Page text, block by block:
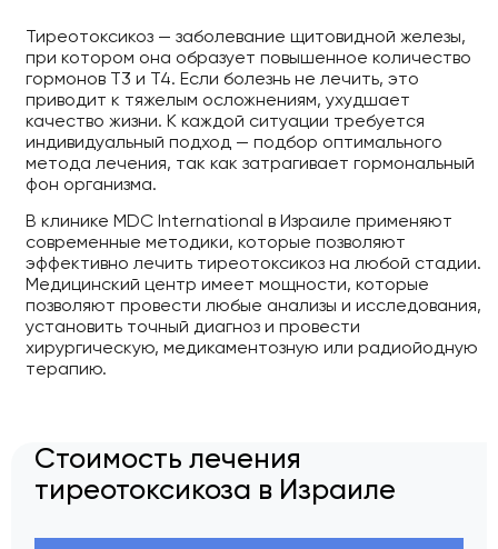
Тиреотоксикоз — заболевание щитовидной железы,
при котором она образует повышенное количество
гормонов Т3 и Т4. Если болезнь не лечить, это
приводит к тяжелым осложнениям, ухудшает
качество жизни. К каждой ситуации требуется
индивидуальный подход — подбор оптимального
метода лечения, так как затрагивает гормональный
фон организма.
В клинике MDC International в Израиле применяют
современные методики, которые позволяют
эффективно лечить тиреотоксикоз на любой стадии.
Медицинский центр имеет мощности, которые
позволяют провести любые анализы и исследования,
установить точный диагноз и провести
хирургическую, медикаментозную или радиойодную
терапию.
Стоимость лечения
тиреотоксикоза в Израиле